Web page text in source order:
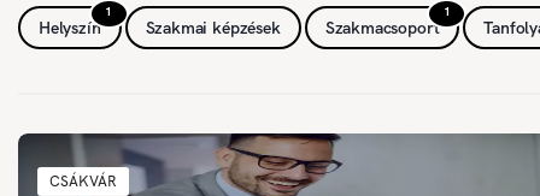
1
Helyszín Szakmai képzések
1
Szakmacsoport
CSÁKVÁR